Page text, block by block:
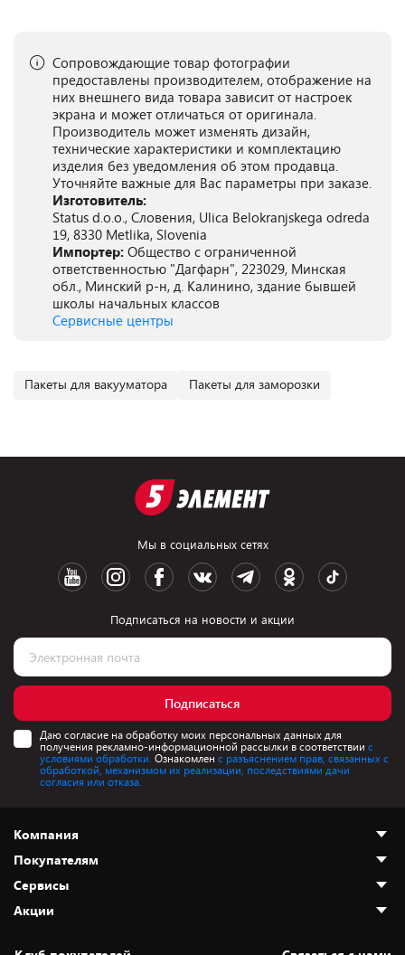
Сопровождающие товар фотографии
предоставлены производителем, отображение на
них внешнего вида товара зависит от настроек
экрана и может отличаться от оригинала.
Производитель может изменять дизайн,
технические характеристики и комплектацию
изделия без уведомления об этом продавца.
Уточняйте важные для Вас параметры при заказе.
Изготовитель:
Status d.o.o., Словения, Ulica Belokranjskega odreda
19, 8330 Metlika, Slovenia
Импортер: Общество с ограниченной
ответственностью "Дагфарн", 223029, Минская
обл., Минский р-н, д. Калинино, здание бывшей
школы начальных классов
Сервисные центры
Пакеты для вакууматора Пакеты для заморозки
Мы в социальных сетях
Подписаться на новости и акции
Подписаться
Даю согласие на обработку моих персональных данных для
получения рекламно-информационной рассылки в соответствии с
условиями обработки. Ознакомлен с разъяснением прав, связанных с
обработкой, механизмом их реализации, последствиями дачи
согласия или отказа.
Компания
О нас
Адреса магазинов
Новости
Статьи и обзоры
Покупателям
Как сделать заказ
Оплата и доставка
Безналичный расчёт
Сервисы
Установка техники
Акции
Скидки и промокоды